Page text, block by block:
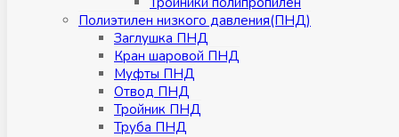
Полиэтилен низкого давления(ПНД)
Заглушка ПНД
Кран шаровой ПНД
Муфты ПНД
Отвод ПНД
Тройник ПНД
Труба ПНД